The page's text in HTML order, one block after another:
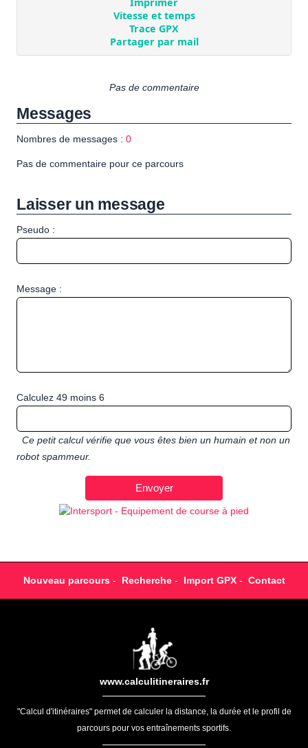
Pas de commentaire
Messages
Nombres de messages : 0
Pas de commentaire pour ce parcours
Laisser un message
Pseudo :
Message :
Calculez 49 moins 6
Ce petit calcul vérifie que vous êtes bien un humain et non un
robot spammeur.
Nouveau parcours- Recherche- Import GPX- Contact
www.calculitineraires.fr
"Calcul d'itinéraires" permet de calculer la distance, la durée et le profil de
parcours pour vos entraînements sportifs.